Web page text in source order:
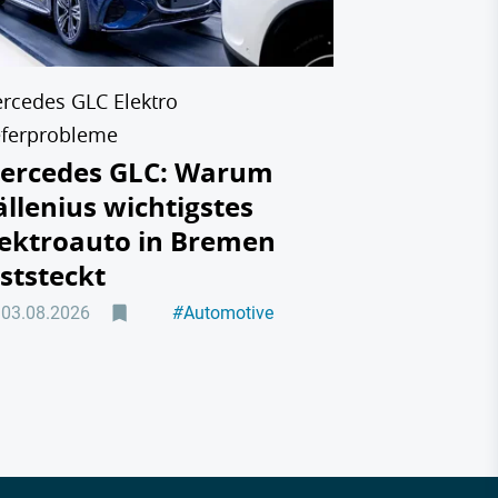
GLC Elektro
GLC: Warum
wichtigstes
in Bremen
03.08.2026 #Automotive